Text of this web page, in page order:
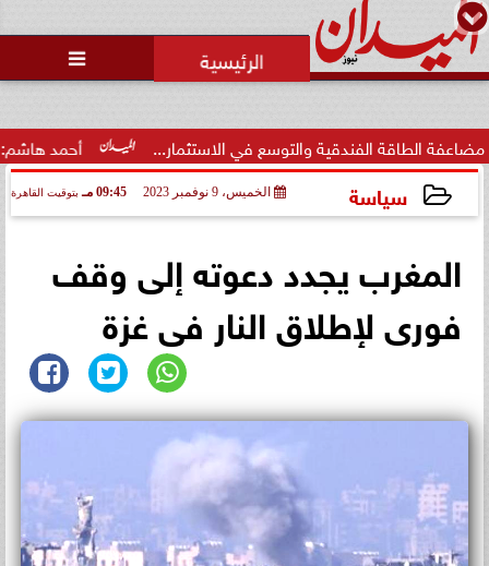

أحمد هاشم: الإعلام الفندقية والتوسع في الاستثمار...
سياسة الخميس، 9 نوفمبر 2023 09:45 مـ بتوقيت القاهرة
المغرب يجدد دعوته إلى وقف
فورى لإطلاق النار فى غزة